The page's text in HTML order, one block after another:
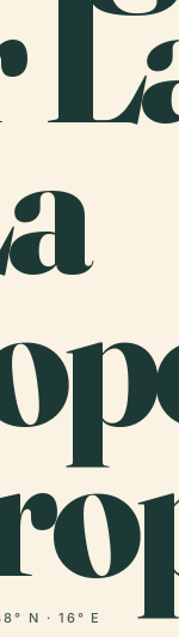
N · 16° E